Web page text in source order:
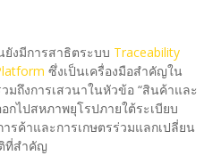
การสาธิตระบบ Traceability
ซึ่งเป็นเครื่องมือสำคัญใน
มถึงการเสวนาในหัวข้อ “สินค้าและ
ไปสหภาพยุโรปภายใต้ระเบียบ
รค้าและการเกษตรร่วมแลกเปลี่ยน
ที่สำคัญ